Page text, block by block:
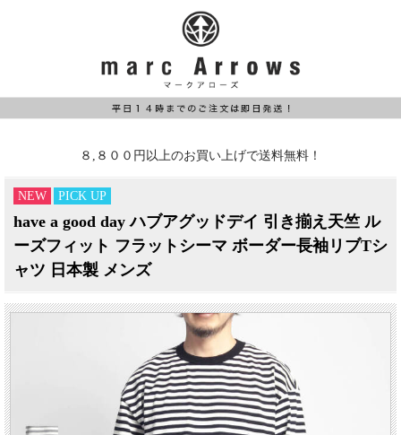
８,８００円以上のお買い上げで送料無料！
NEW PICK UP
have a good day ハブアグッドデイ 引き揃え天竺 ル
ーズフィット フラットシーマ ボーダー長袖リブTシ
ャツ 日本製 メンズ